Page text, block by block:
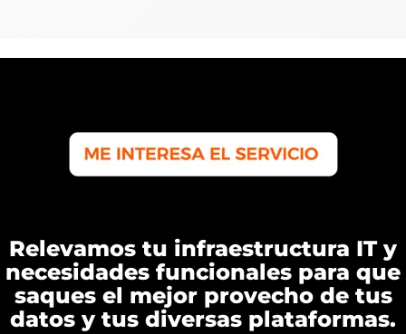
Relevamos tu infraestructura IT y
necesidades funcionales para que
saques el mejor provecho de tus
datos y tus diversas plataformas.